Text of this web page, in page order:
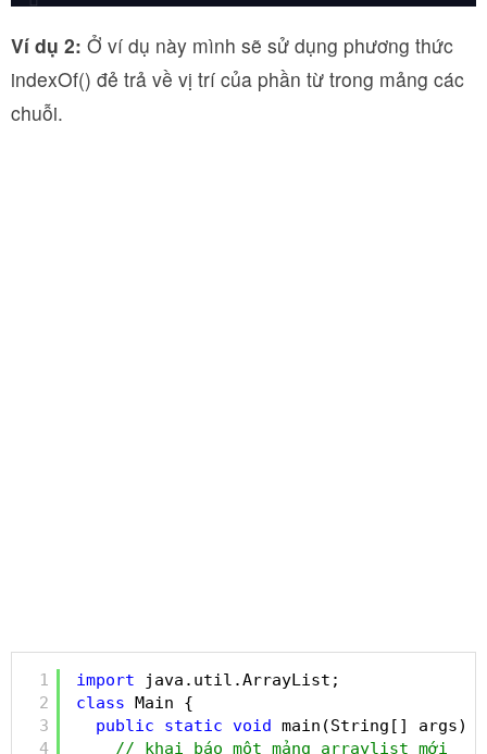
Ví dụ 2: Ở ví dụ này mình sẽ sử dụng phương thức
indexOf() đẻ trả về vị trí của phần từ trong mảng các
chuỗi.
1
2
3
4
import
java.util.ArrayList;
class Main {
public
static void main(String[] args) {
// khai báo một mảng arraylist mới